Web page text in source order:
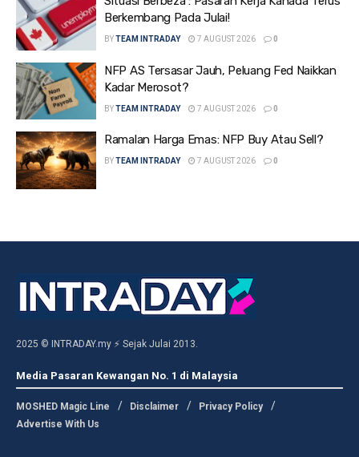
Berkembang Pada Julai!
BYTEAM INTRADAY 7 AUGUST 2026 0
NFP AS Tersasar Jauh, Peluang Fed Naikkan
Kadar Merosot?
BYTEAM INTRADAY 7 AUGUST 2026 0
Ramalan Harga Emas: NFP Buy Atau Sell?
BYTEAM INTRADAY 7 AUGUST 2026 0
2025 © INTRADAY.my ⚡ Sejak Julai 2013.
Media Pasaran Kewangan No. 1 di Malaysia
MOSHED Magic Line Disclaimer
Privacy Policy
Advertise With Us